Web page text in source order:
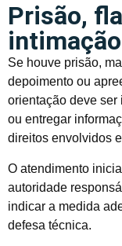
Prisão,
Se houve prisão,
depoimento ou
orientação deve ser
ou entregar
direitos envolvidos
O atendimento
autoridade
indicar a medida
defesa técnica.